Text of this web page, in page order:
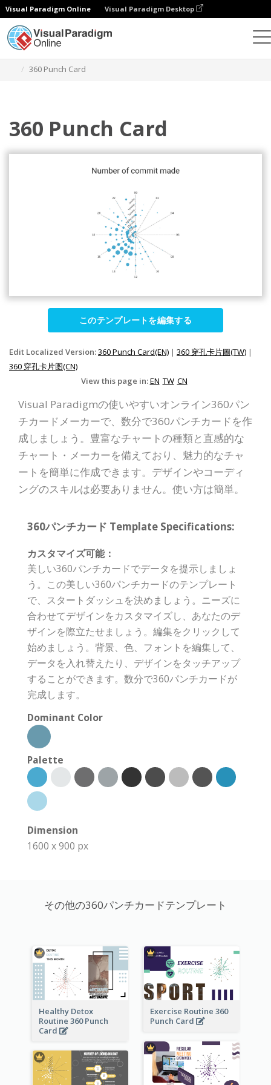
Visual Paradigm Online Visual Paradigm Desktop
360 Punch Card
360 Punch Card
このテンプレートを編集する
Edit Localized Version:360 Punch Card(EN) | 360 穿孔卡片圖(TW) |
360 穿孔卡片图(CN)
View this page in:EN TW CN
Visual Paradigmの使いやすいオンライン360パン
チカードメーカーで、数分で360パンチカードを作
成しましょう。豊富なチャートの種類と直感的な
チャート・メーカーを備えており、魅力的なチャ
ートを簡単に作成できます。デザインやコーディ
ングのスキルは必要ありません。使い方は簡単。
360パンチカード Template Specifications:
カスタマイズ可能：
美しい360パンチカードでデータを提示しましょ
う。この美しい360パンチカードのテンプレート
で、スタートダッシュを決めましょう。ニーズに
合わせてデザインをカスタマイズし、あなたのデ
ザインを際立たせましょう。編集をクリックして
始めましょう。背景、色、フォントを編集して、
データを入れ替えたり、デザインをタッチアップ
することができます。数分で360パンチカードが
完成します。
Dominant Color
Palette
Dimension
1600 x 900 px
その他の360パンチカードテンプレート
Healthy Detox
Routine 360 Punch
Card
Exercise Routine 360
Punch Card